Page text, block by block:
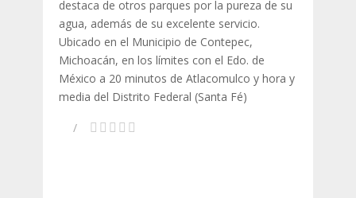
destaca de otros parques por la pureza de su
agua, además de su excelente servicio.
Ubicado en el Municipio de Contepec,
Michoacán, en los límites con el Edo. de
México a 20 minutos de Atlacomulco y hora y
media del Distrito Federal (Santa Fé)